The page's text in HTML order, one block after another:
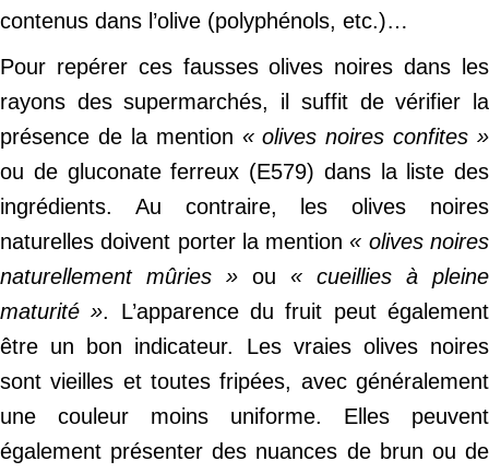
contenus dans l’olive (polyphénols, etc.)…
Pour repérer ces fausses olives noires dans les
rayons des supermarchés, il suffit de vérifier la
présence de la mention « olives noires confites »
ou de gluconate ferreux (E579) dans la liste des
ingrédients. Au contraire, les olives noires
naturelles doivent porter la mention« olives noires
naturellement mûries » ou « cueillies à pleine
maturité ». L’apparence du fruit peut également
être un bon indicateur. Les vraies olives noires
sont vieilles et toutes fripées, avec généralement
une couleur moins uniforme. Elles peuvent
également présenter des nuances de brun ou de